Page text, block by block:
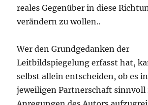
reales Gegenüber in diese
verändern zu wollen..
Wer den Grundgedanken der
Leitbildspiegelung erfasst hat,
selbst allein entscheiden, ob es
jeweiligen Partnerschaft sinnvoll